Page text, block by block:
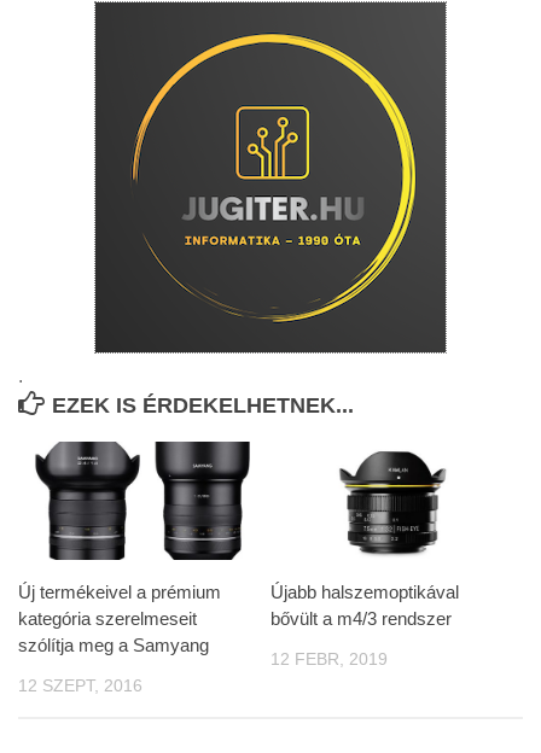
.
EZEK IS ÉRDEKELHETNEK...
Új termékeivel a prémium
kategória szerelmeseit
szólítja meg a Samyang
12 SZEPT, 2016
Újabb halszemoptikával
bővült a m4/3 rendszer
12 FEBR, 2019